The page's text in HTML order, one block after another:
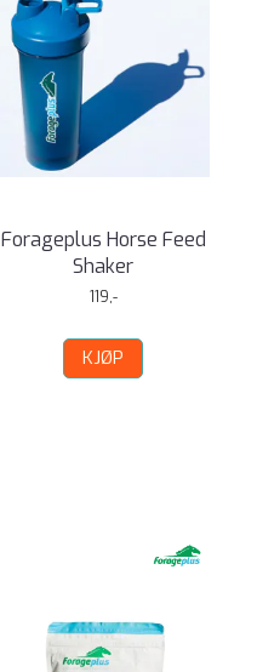
Forageplus Horse Feed
Shaker
119,-
KJØP